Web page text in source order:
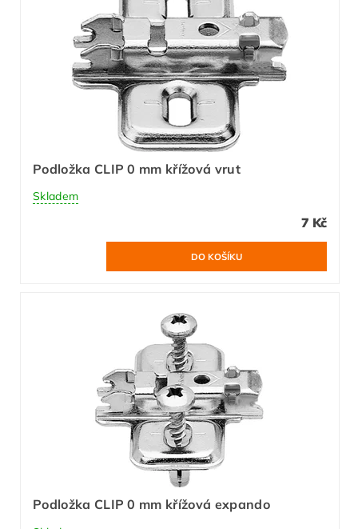
Podložka CLIP 0 mm křížová vrut
Skladem
7 Kč
Podložka CLIP 0 mm křížová expando